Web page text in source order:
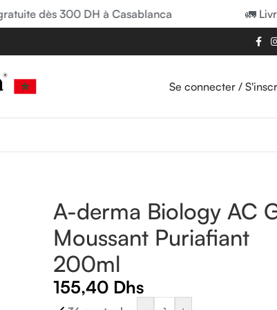
dès 300 DH à Casablanca 🚛
Se connecter /
A-derma Biology AC
Moussant Puriafiant
200ml
155,40 Dhs